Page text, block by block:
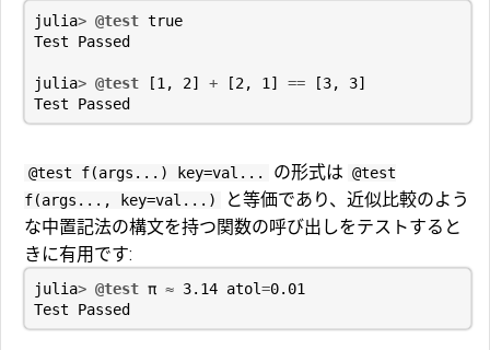
julia> @test true
Test
Passed
julia> @test [1 , 2] + [2, 1 ] == [3, 3]
Test
Passed
@test f(args...) key=val... の形式は @test
f(args..., key=val...)
と等価であり、近似比較のよう
な中置記法の構文を持つ関数の呼び出しをテストすると
きに有用です:
julia> @test π ≈ 3.14 atol=0.01
Test
Passed